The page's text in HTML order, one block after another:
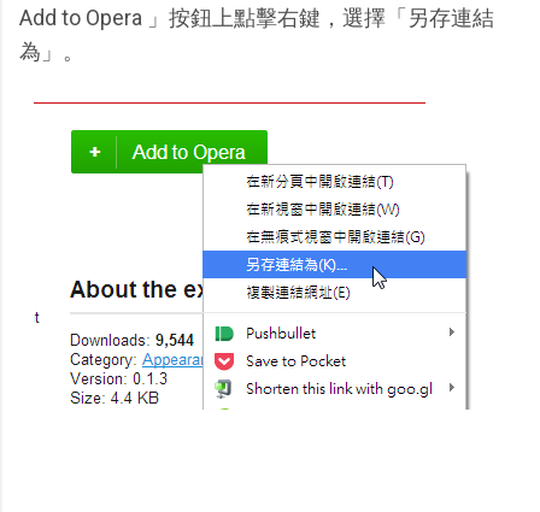
Add to Opera 」按鈕上點擊右鍵，選擇「另存連結
為」。